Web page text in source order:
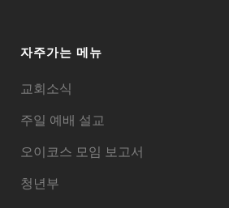
자주가는 메뉴
교회소식
주일 예배 설교
오이코스 모임 보고서
청년부